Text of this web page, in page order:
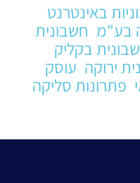
באינטרנט
בע"מ חשבונית
בקליק
ירוקה עוסק
פתרונות סליקה